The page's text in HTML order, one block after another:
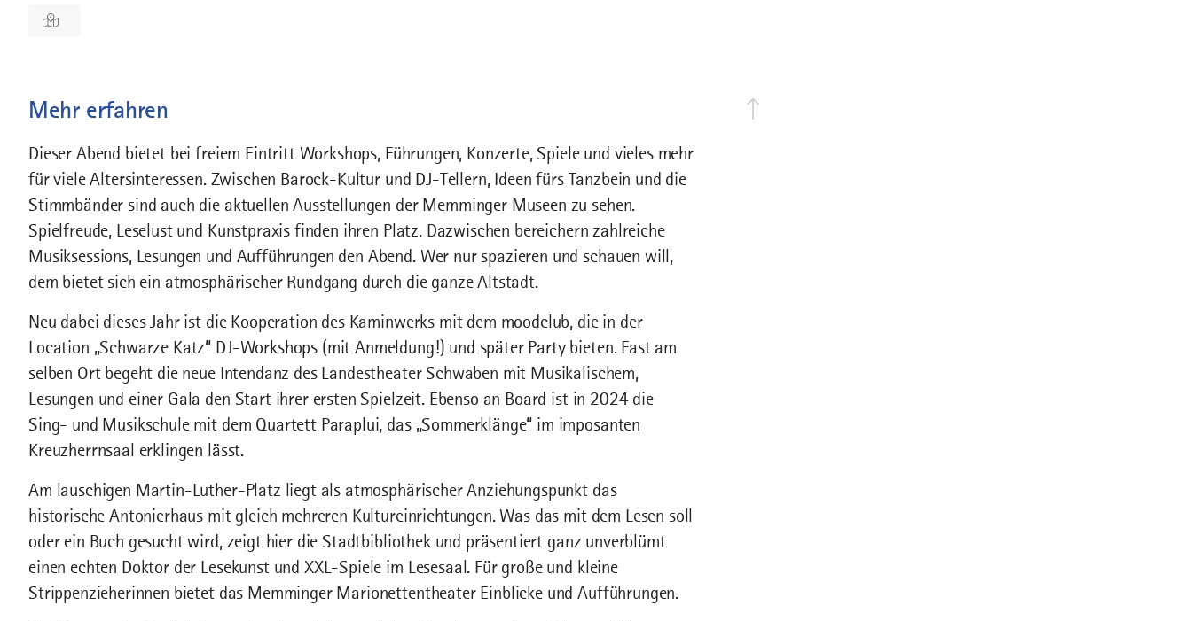
Mehr erfahren
Dieser Abend bietet bei freiem Eintritt Workshops, Führungen, Konzerte, Spiele und vieles mehr
für viele Altersinteressen. Zwischen Barock-Kultur und DJ-Tellern, Ideen fürs Tanzbein und die
Stimmbänder sind auch die aktuellen Ausstellungen der Memminger Museen zu sehen.
Spielfreude, Leselust und Kunstpraxis finden ihren Platz. Dazwischen bereichern zahlreiche
Musiksessions, Lesungen und Aufführungen den Abend. Wer nur spazieren und schauen will,
dem bietet sich ein atmosphärischer Rundgang durch die ganze Altstadt.
Neu dabei dieses Jahr ist die Kooperation des Kaminwerks mit dem moodclub, die in der
Location „Schwarze Katz“ DJ-Workshops (mit Anmeldung!) und später Party bieten. Fast am
selben Ort begeht die neue Intendanz des Landestheater Schwaben mit Musikalischem,
Lesungen und einer Gala den Start ihrer ersten Spielzeit. Ebenso an Board ist in 2024 die
Sing- und Musikschule mit dem Quartett Paraplui, das „Sommerklänge“ im imposanten
Kreuzherrnsaal erklingen lässt.
Am lauschigen Martin-Luther-Platz liegt als atmosphärischer Anziehungspunkt das
historische Antonierhaus mit gleich mehreren Kultureinrichtungen. Was das mit dem Lesen soll
oder ein Buch gesucht wird, zeigt hier die Stadtbibliothek und präsentiert ganz unverblümt
einen echten Doktor der Lesekunst und XXL-Spiele im Lesesaal. Für große und kleine
Strippenzieherinnen bietet das Memminger Marionettentheater Einblicke und Aufführungen.